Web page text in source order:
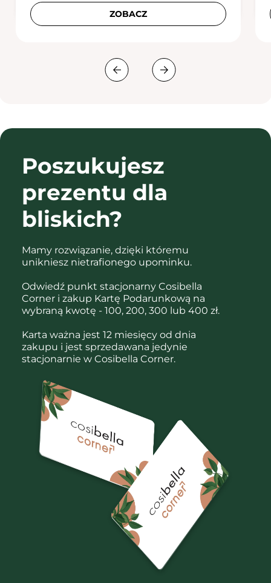
ZOBACZ
Poszukujesz
prezentu dla
bliskich?
Mamy rozwiązanie, dzięki któremu
unikniesz nietrafionego upominku.
Odwiedź punkt stacjonarny Cosibella
Corner i zakup Kartę Podarunkową na
wybraną kwotę - 100, 200, 300 lub 400 zł.
Karta ważna jest 12 miesięcy od dnia
zakupu i jest sprzedawana jedynie
stacjonarnie w Cosibella Corner.